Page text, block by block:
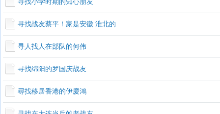
寻找战友蔡平！家是安徽 淮北的
寻人找人在部队的何伟
寻找绵阳的罗国庆战友
尋找移居香港的伊慶鴻